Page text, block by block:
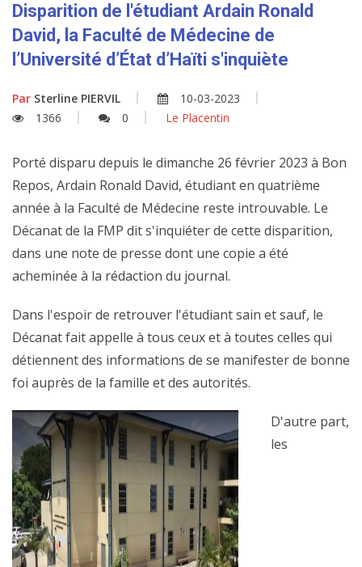
Disparition de l'étudiant Ardain Ronald
David, la Faculté de Médecine de
l’Université d’État d’Haïti s'inquiète
Par Sterline PIERVIL
10-03-2023
1366
0 Le Placentin
Porté disparu depuis le dimanche 26 février 2023 à Bon
Repos, Ardain Ronald David, étudiant en quatrième
année à la Faculté de Médecine reste introuvable. Le
Décanat de la FMP dit s'inquiéter de cette disparition,
dans une note de presse dont une copie a été
acheminée à la rédaction du journal.
Dans l'espoir de retrouver l'étudiant sain et sauf, le
Décanat fait appelle à tous ceux et à toutes celles qui
détiennent des informations de se manifester de bonne
foi auprès de la famille et des autorités.
D'autre part,
les